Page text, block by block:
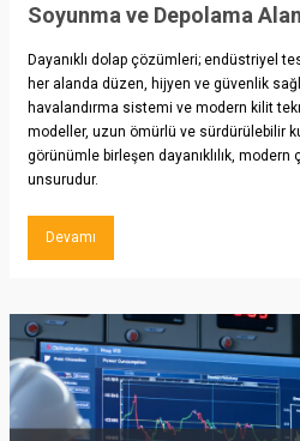
Dayanıklı dolap çözümleri; endüstriyel
her alanda düzen, hijyen ve güvenlik
havalandırma sistemi ve modern kilit
modeller, uzun ömürlü ve sürdürülebilir
görünümle birleşen dayanıklılık, modern
unsurudur.
Devamı